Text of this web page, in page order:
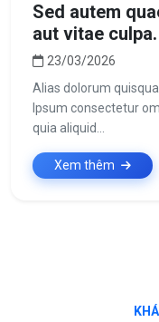
Sed autem
aut vitae culpa.
23/03/2026
Alias dolorum
Ipsum consectetur
quia aliquid...
Xem thêm